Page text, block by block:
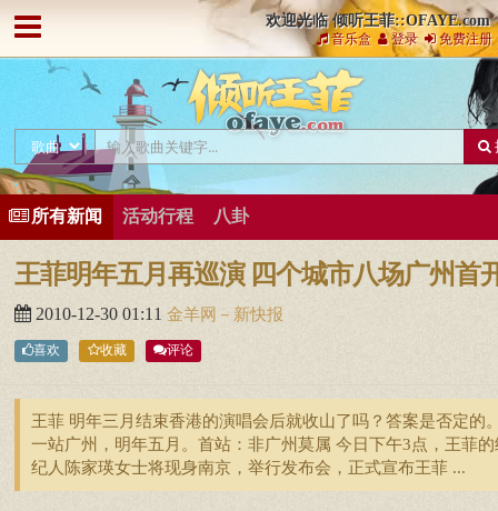
欢迎光临 倾听王菲::OFAYE.com
音乐盒 登录 免费注册
所有新闻 活动行程 八卦
王菲明年五月再巡演 四个城市八场广州首
2010-12-30 01:11 金羊网－新快报
喜欢 收藏 评论
王菲 明年三月结束香港的演唱会后就收山了吗？答案是否定的
一站广州，明年五月。首站：非广州莫属 今日下午3点，王菲的
纪人陈家瑛女士将现身南京，举行发布会，正式宣布王菲 ...